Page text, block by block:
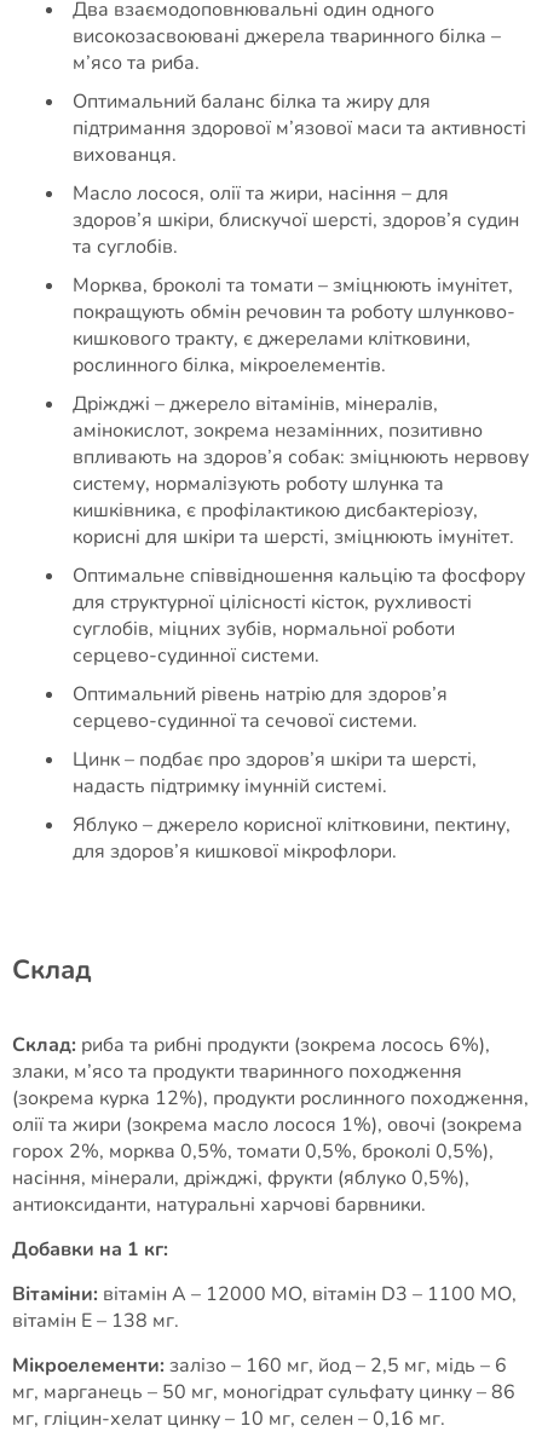
Два взаємодоповнювальні один одного
високозасвоювані джерела тваринного білка –
м’ясо та риба.
Оптимальний баланс білка та жиру для
підтримання здорової м’язової маси та активності
вихованця.
Масло лосося, олії та жири, насіння – для
здоров’я шкіри, блискучої шерсті, здоров’я судин
та суглобів.
Морква, броколі та томати – зміцнюють імунітет,
покращують обмін речовин та роботу шлунково-
кишкового тракту, є джерелами клітковини,
рослинного білка, мікроелементів.
Дріжджі – джерело вітамінів, мінералів,
амінокислот, зокрема незамінних, позитивно
впливають на здоров’я собак: зміцнюють нервову
систему, нормалізують роботу шлунка та
кишківника, є профілактикою дисбактеріозу,
корисні для шкіри та шерсті, зміцнюють імунітет.
Оптимальне співвідношення кальцію та фосфору
для структурної цілісності кісток, рухливості
суглобів, міцних зубів, нормальної роботи
серцево-судинної системи.
Оптимальний рівень натрію для здоров’я
серцево-судинної та сечової системи.
Цинк – подбає про здоров’я шкіри та шерсті,
надасть підтримку імунній системі.
Яблуко – джерело корисної клітковини, пектину,
для здоров’я кишкової мікрофлори.
Cклад
Склад: риба та рибні продукти (зокрема лосось 6%),
злаки, м’ясо та продукти тваринного походження
(зокрема курка 12%), продукти рослинного походження,
олії та жири (зокрема масло лосося 1%), овочі (зокрема
горох 2%, морква 0,5%, томати 0,5%, броколі 0,5%),
насіння, мінерали, дріжджі, фрукти (яблуко 0,5%),
антиоксиданти, натуральні харчові барвники.
Добавки на 1 кг:
Вітаміни: вітамін А – 12000 МО, вітамін D3 – 1100 МО,
вітамін Е – 138 мг.
Мікроелементи: залізо – 160 мг, йод – 2,5 мг, мідь – 6
мг, марганець – 50 мг, моногідрат сульфату цинку – 86
мг, гліцин-хелат цинку – 10 мг, селен – 0,16 мг.